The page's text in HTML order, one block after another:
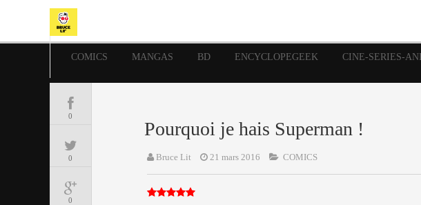
COMICS MANGAS BD ENCYCLOPEGEEK CINE-SERIES-
0
0
0
Pourquoi je hais Superman !
Bruce Lit 21 mars 2016 COMICS